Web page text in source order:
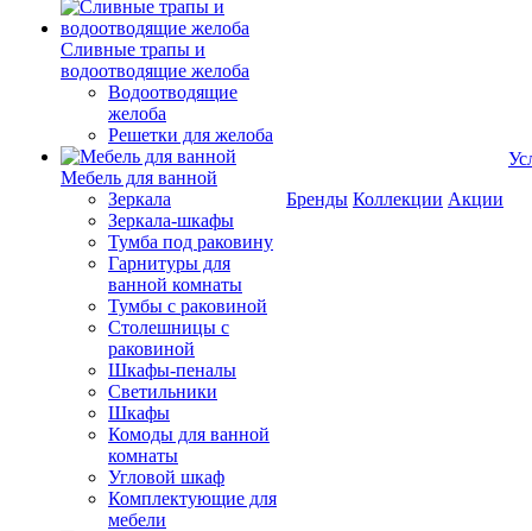
Cливные трапы и
водоотводящие желоба
Водоотводящие
желоба
Решетки для желоба
Мебель для ванной
Зеркала
Зеркала-шкафы
Тумба под раковину
Гарнитуры для
ванной комнаты
Тумбы с раковиной
Столешницы с
раковиной
Шкафы-пеналы
Светильники
Шкафы
Комоды для ванной
комнаты
Угловой шкаф
Комплектующие для
мебели
Бренды Коллекции Акции